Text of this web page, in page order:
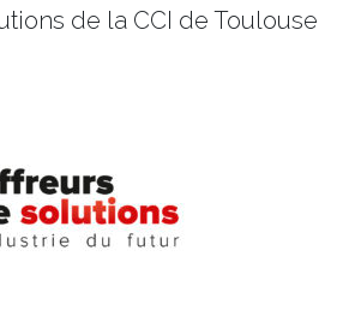
de la CCI de Toulouse